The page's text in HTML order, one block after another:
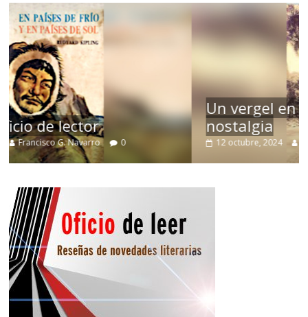
Un vergel en las nieblas de la
nostalgia
12 octubre, 2024 Francisco G. Navarro 0